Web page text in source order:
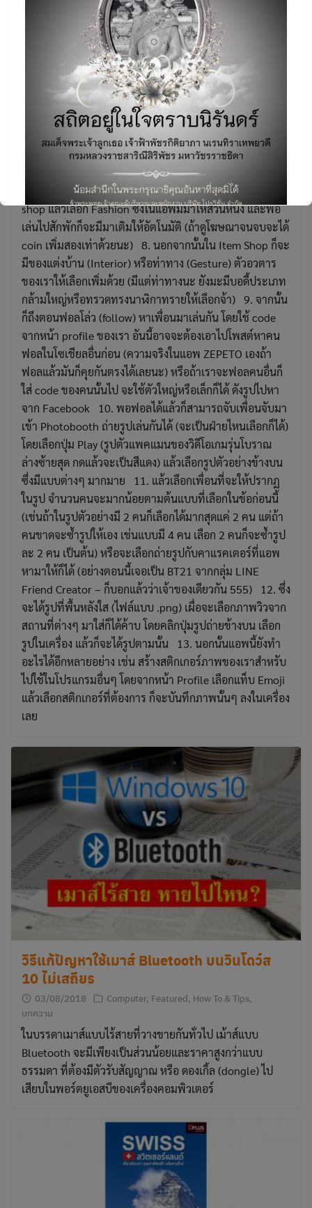
ทะเบียนด้วย Facebook อีเมล์ หรืออื่นๆ ก็ตามสะดวก แล้วก็
เข้าสู่การสร้างคาแรคเตอร์ บอกไปก่อนว่าจะเอาตัวอวตารเป็น
เพศหญิงหรือชาย (Male หรือ Female) หรือจะสร้าง
คาแรคเตอร์ก่อนค่อยลงทะเบียนก็ได้ครับ 4. ขั้นถัดไปก็ให้
แอพถ่ายรูปหน้าเราเพื่อจับลักษณะไปทำภาพเสมือนก่อน 5.
จากนั้นจะเลือกทรงผม สีผม แว่นตา ฯลฯ ก็ต่อมาเลยจ้า 6.
เสร็จแล้วก็ตั้งชื่อตัวอวตาร ซึ่งถ้าเข้าไปดูหน้าโปรไฟล์จะได้โค้ด
มาด้วยจ้า สำหรับให้คนอื่นมาฟอลได้ 7. ถัดมาก็เลือกชุด เสื้อ
กางเกง ถุงเท้า รองเท้า และพร็อพอื่นๆ อันนี้ขอบอกว่าฝั่ง iOS
จะมีของฟรีให้เลือกมากกว่าฝั่ง Android อยู่นิดหน่อย แต่ถ้า
จะเอางามๆ ตามใจก็ต้องซื้อด้วย coin โดยเข้าไปที่ item
shop แล้วเลือก Fashion ซึ่งในแอพมีมาให้ส่วนหนึ่ง และพอ
เล่นไปสักพักก็จะมีมาเติมให้อัตโนมัติ (ถ้าดูโฆษณาจนจบจะได้
coin เพิ่มสองเท่าด้วยนะ) 8. นอกจากนั้นใน Item Shop ก็จะ
มีของแต่งบ้าน (Interior) หรือท่าทาง (Gesture) ตัวอวตาร
ของเราให้เลือกเพิ่มด้วย (มีแต่ท่าทางนะ ยังมะมีบอดี้ประเภท
กล้ามใหญ่หรือทรวดทรงนาฬิกาทรายให้เลือกจ้า) 9. จากนั้น
ก็ถึงตอนฟอลโล่ว (follow) หาเพื่อนมาเล่นกัน โดยใช้ code
จากหน้า profile ของเรา อันนี้อาจจะต้องเอาไปโพสต์หาคน
ฟอลในโซเชียลอื่นก่อน (ความจริงในแอพ ZEPETO เองถ้า
ฟอลแล้วมันก็คุยกันตรงได้เลยนะ) หรือถ้าเราจะฟอลคนอื่นก็
ใส่ code ของคนนั้นไป จะใช้ตัวใหญ่หรือเล็กก็ได้ ดังรูปไปหา
จาก Facebook 10. พอฟอลได้แล้วก็สามารถจับเพื่อนจับมา
เข้า Photobooth ถ่ายรูปเล่นกันได้ (จะเป็นฝ่ายไหนเลือกก็ได้)
โดยเลือกปุ่ม Play (รูปตัวแพคแมนของวิดีโอเกมรุ่นโบราณ
ล่างซ้ายสุด กดแล้วจะเป็นสีแดง) แล้วเลือกรูปตัวอย่างข้างบน
ซึ่งมีแบบต่างๆ มากมาย 11. แล้วเลือกเพื่อนที่จะให้ปรากฏ
ในรูป จำนวนคนจะมากน้อยตามต้นแบบที่เลือกในข้อก่อนนี้
(เช่นถ้าในรูปตัวอย่างมี 2 คนก็เลือกได้มากสุดแค่ 2 คน แต่ถ้า
คนขาดจะซ้ำรูปให้เอง เช่นแบบมี 4 คน เลือก 2 คนก็จะซ้ำรูป
ละ 2 คน เป็นต้น) หรือจะเลือกถ่ายรูปกับคาแรคเตอร์ที่แอพ
หามาให้ก็ได้ (อย่างตอนนี้เจอเป็น BT21 จากกลุ่ม LINE
Friend Creator – ก็บอกแล้วว่าเจ้าของเดียวกัน 555) 12. ซึ่ง
จะได้รูปที่พื้นหลังใส (ไฟล์แบบ .png) เผื่อจะเลือกภาพวิวจาก
สถานที่ต่างๆ มาใส่ก็ได้ค้าบ โดยคลิกปุ่มรูปถ่ายข้างบน เลือก
รูปในเครื่อง แล้วก็จะได้รูปตามนั้น 13. นอกนั้นแอพนี้ยังทำ
อะไรได้อีกหลายอย่าง เช่น สร้างสติกเกอร์ภาพของเราสำหรับ
ไปใช้ในโปรแกรมอื่นๆ โดยจากหน้า Profile เลือกแท็บ Emoji
แล้วเลือกสติกเกอร์ที่ต้องการ ก็จะบันทึกภาพนั้นๆ ลงในเครื่อง
เลย
วิธีแก้ปัญหาใช้เมาส์ Bluetooth บนวินโดว์ส
10 ไม่เสถียร
03/08/2018 Computer, Featured, How To & Tips,
บทความ
ในบรรดาเมาส์แบบไร้สายที่วางขายกันทั่วไป เม้าส์แบบ
Bluetooth จะมีเพียงเป็นส่วนน้อยและราคาสูงกว่าแบบ
ธรรมดา ที่ต้องมีตัวรับสัญญาณ หรือ ดองเกิ้ล (dongle) ไป
เสียบในพอร์ตยูเอสบีของเครื่องคอมพิวเตอร์
This will close in 3seconds